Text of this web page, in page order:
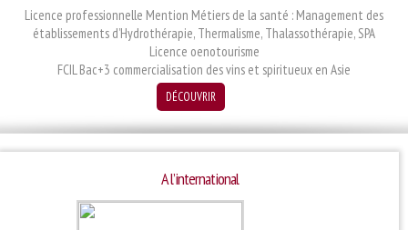
Licence professionnelle Mention Métiers de la santé : Management des
établissements d’Hydrothérapie, Thermalisme, Thalassothérapie, SPA
Licence oenotourisme
FCIL Bac+3 commercialisation des vins et spiritueux en Asie
DÉCOUVRIR
A l’international